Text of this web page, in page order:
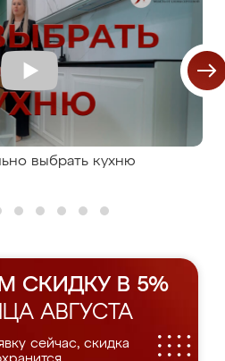
выбрать кухню
СКИДКУ В 5%
АВГУСТА
сейчас, скидка